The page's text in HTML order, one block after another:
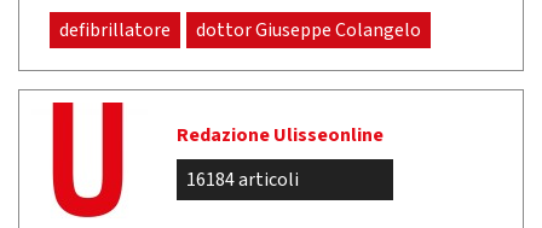
defibrillatore dottor Giuseppe Colangelo
Redazione Ulisseonline
16184 articoli